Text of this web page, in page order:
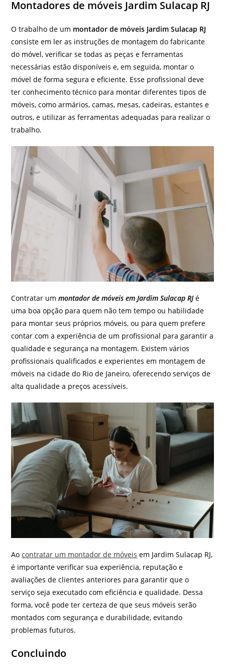
Montadores de móveis Jardim Sulacap RJ
O trabalho de um montador de móveis Jardim Sulacap RJ
consiste em ler as instruções de montagem do fabricante
do móvel, verificar se todas as peças e ferramentas
necessárias estão disponíveis e, em seguida, montar o
móvel de forma segura e eficiente. Esse profissional deve
ter conhecimento técnico para montar diferentes tipos de
móveis, como armários, camas, mesas, cadeiras, estantes e
outros, e utilizar as ferramentas adequadas para realizar o
trabalho.
Contratar ummontador de móveis em Jardim Sulacap RJé
uma boa opção para quem não tem tempo ou habilidade
para montar seus próprios móveis, ou para quem prefere
contar com a experiência de um profissional para garantir a
qualidade e segurança na montagem. Existem vários
profissionais qualificados e experientes em montagem de
móveis na cidade do Rio de Janeiro, oferecendo serviços de
alta qualidade a preços acessíveis.
Aocontratar um montador de móveis em Jardim Sulacap RJ,
é importante verificar sua experiência, reputação e
avaliações de clientes anteriores para garantir que o
serviço seja executado com eficiência e qualidade. Dessa
forma, você pode ter certeza de que seus móveis serão
montados com segurança e durabilidade, evitando
problemas futuros.
Concluindo